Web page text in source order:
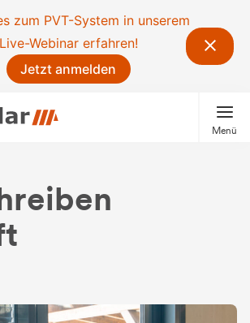
zum PVT-System in unserem
Live-Webinar erfahren!
Jetzt anmelden
Menü